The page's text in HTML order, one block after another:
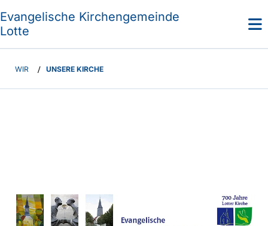
Evangelische Kirchengemeinde
Lotte
WIR / UNSERE KIRCHE